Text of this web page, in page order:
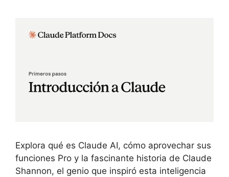
Explora qué es Claude AI, cómo aprovechar sus
funciones Pro y la fascinante historia de Claude
Shannon, el genio que inspiró esta inteligencia